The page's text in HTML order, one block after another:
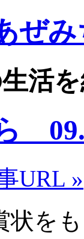
ぜみ
活
URL »
状を